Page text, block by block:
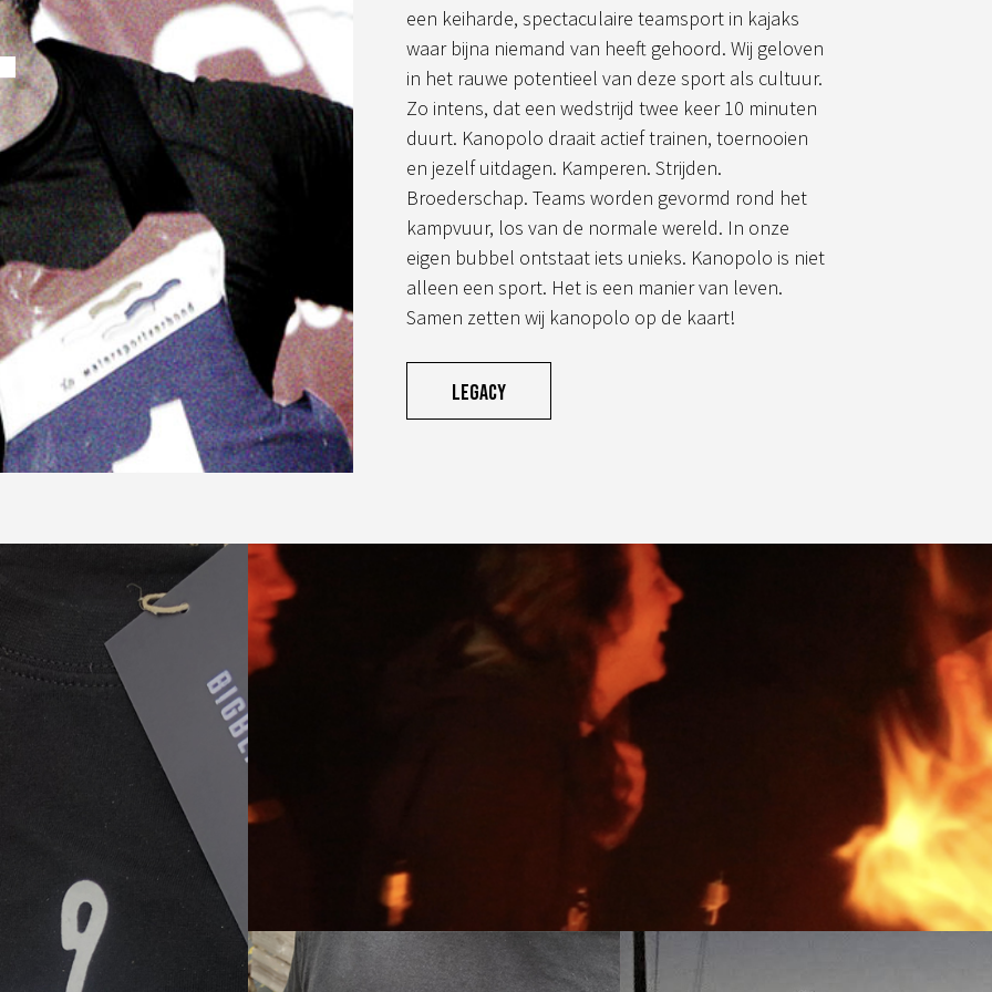
een keiharde, spectaculaire teamsport in kajaks
waar bijna niemand van heeft gehoord. Wij geloven
in het rauwe potentieel van deze sport als cultuur.
Zo intens, dat een wedstrijd twee keer 10 minuten
duurt. Kanopolo draait actief trainen, toernooien
en jezelf uitdagen. Kamperen. Strijden.
Broederschap. Teams worden gevormd rond het
kampvuur, los van de normale wereld. In onze
eigen bubbel ontstaat iets unieks. Kanopolo is niet
alleen een sport. Het is een manier van leven.
Samen zetten wij kanopolo op de kaart!
Legacy